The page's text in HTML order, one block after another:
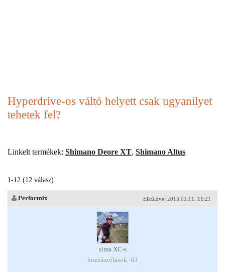
Hyperdrive-os váltó helyett csak ugyanilyet
tehetek fel?
Linkelt termékek: Shimano Deore XT, Shimano Altus
1-12 (12 válasz)
Elküldve: 2013.03.11. 11:21
Performix
sima XC-s
hozzászólások: 63